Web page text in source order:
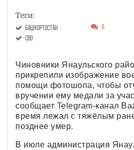
Теги:
Башкортостан
СВО
0
Чиновники Янаульского
прикрепили изображение
помощи фотошопа, чтобы
вручении ему медали за
сообщает Telegram-канал
время лежал с тяжёлым
позднее умер.
В июле администрация